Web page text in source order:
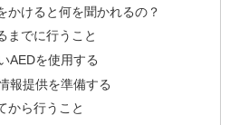
かけると何を聞かれるの？
までに行うこと
AEDを使用する
報提供を準備する
から行うこと